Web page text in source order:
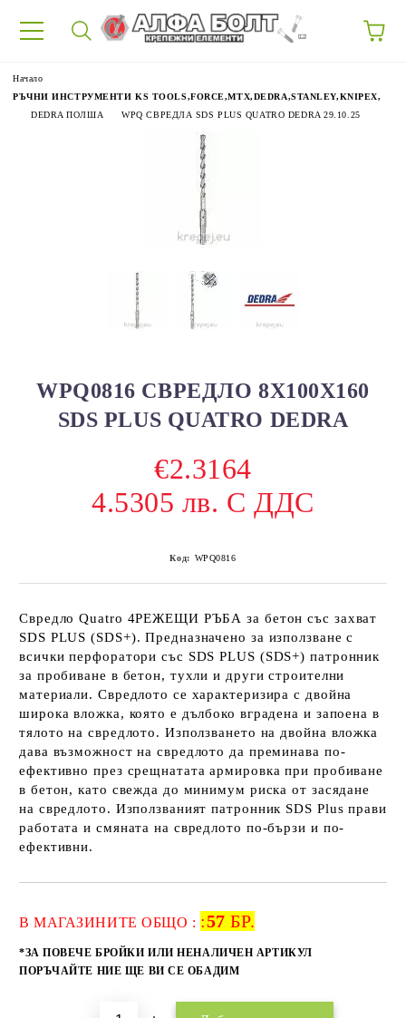
Начало
РЪЧНИ ИНСТРУМЕНТИ KS TOOLS,FORCE,MTX,DEDRA,STANLEY,KNIPEX,
DEDRA ПОЛША
WPQ СВРЕДЛА SDS PLUS QUATRO DEDRA 29.10.25
WPQ0816 СВРЕДЛО 8Х100X160
SDS PLUS QUATRO DEDRA
€2.3164
4.5305 лв. С ДДС
Код: WPQ0816
Свредло Quatro 4РЕЖЕЩИ РЪБА за бетон със захват
SDS PLUS (SDS+). Предназначено за използване с
всички перфоратори със SDS PLUS (SDS+) патронник
за пробиване в бетон, тухли и други строителни
материали. Свредлото се характеризира с двойна
широка вложка, която е дълбоко вградена и запоена в
тялото на свредлото. Използването на двойна вложка
дава възможност на свредлото да преминава по-
ефективно през срещнатата армировка при пробиване
в бетон, като свежда до минимум риска от засядане
на свредлото. Използваният патронник SDS Plus прави
работата и смяната на свредлото по-бързи и по-
ефективни.
В МАГАЗИНИТЕ ОБЩО : :57 БР.
*ЗА ПОВЕЧЕ БРОЙКИ ИЛИ НЕНАЛИЧЕН АРТИКУЛ
ПОРЪЧАЙТЕ НИЕ ЩЕ ВИ СЕ ОБАДИМ